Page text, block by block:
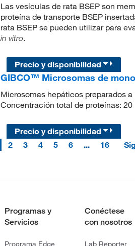
Las vesículas de rata BSEP son
proteína de transporte BSEP
rata BSEP se pueden utilizar para
in vitro.
Precio y disponibilidad
GIBCO™ Microsomas de
Microsomas hepáticos preparados
Concentración total de proteínas: 20
Precio y disponibilidad
2 3 4 5 6 ... 16
Programas y
Servicios
Programa Edge
Conéctese
con nosotros
Lab Reporter